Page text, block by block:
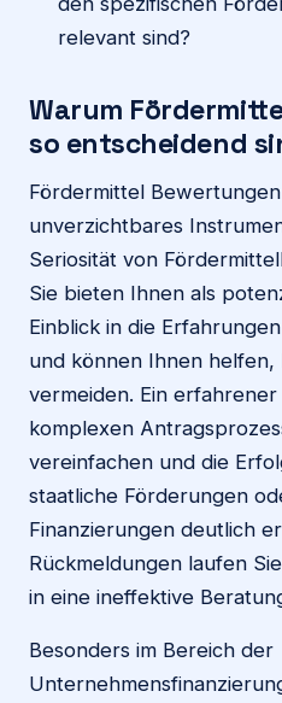
relevant sind?
Warum
so entscheidend
Fördermittel
unverzichtbares
Seriosität von
Sie bieten Ihnen als
Einblick in die
und können Ihnen
vermeiden. Ein
komplexen
vereinfachen und die
staatliche Förderungen
Finanzierungen deutlich
Rückmeldungen laufen
in eine ineffektive
Besonders im Bereich der